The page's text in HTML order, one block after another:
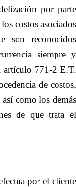
por parte
costos asociados
son reconocidos
siempre y
artículo 771-2 E.T.
de costos,
así como los demás
de que trata el
por el cliente